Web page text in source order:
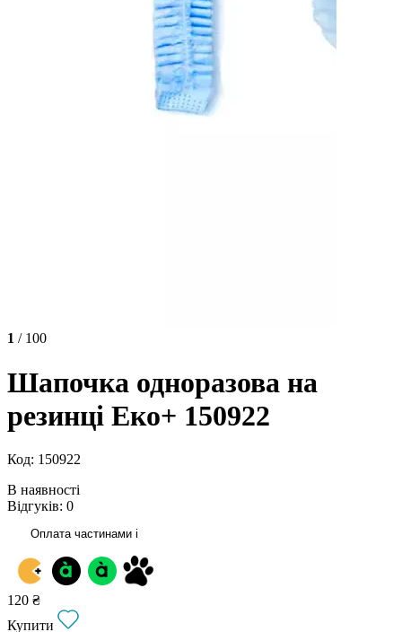
1 / 100
Шапочка одноразова на
резинці Еко+ 150922
Код: 150922
В наявності
Відгуків: 0
Оплата частинами i
120 ₴
Купити